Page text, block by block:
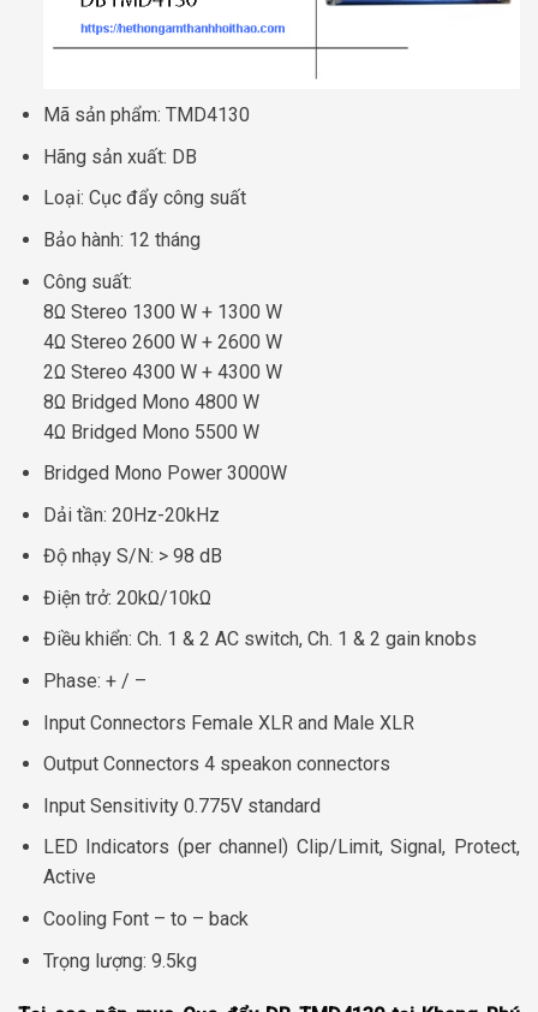
Mã sản phẩm: TMD4130
Hãng sản xuất: DB
Loại: Cục đẩy công suất
Bảo hành: 12 tháng
Công suất:
8Ω Stereo 1300 W + 1300 W
4Ω Stereo 2600 W + 2600 W
2Ω Stereo 4300 W + 4300 W
8Ω Bridged Mono 4800 W
4Ω Bridged Mono 5500 W
Bridged Mono Power 3000W
Dải tần: 20Hz-20kHz
Độ nhạy S/N: > 98 dB
Điện trở: 20kΩ/10kΩ
Điều khiển: Ch. 1 & 2 AC switch, Ch. 1 & 2 gain knobs
Phase: + / –
Input Connectors Female XLR and Male XLR
Output Connectors 4 speakon connectors
Input Sensitivity 0.775V standard
LED Indicators (per channel) Clip/Limit, Signal, Protect,
Active
Cooling Font – to – back
Trọng lượng: 9.5kg